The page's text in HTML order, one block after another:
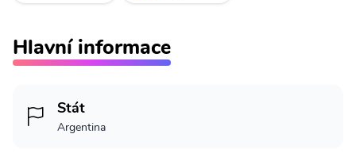
Hlavní informace
Stát
Argentina